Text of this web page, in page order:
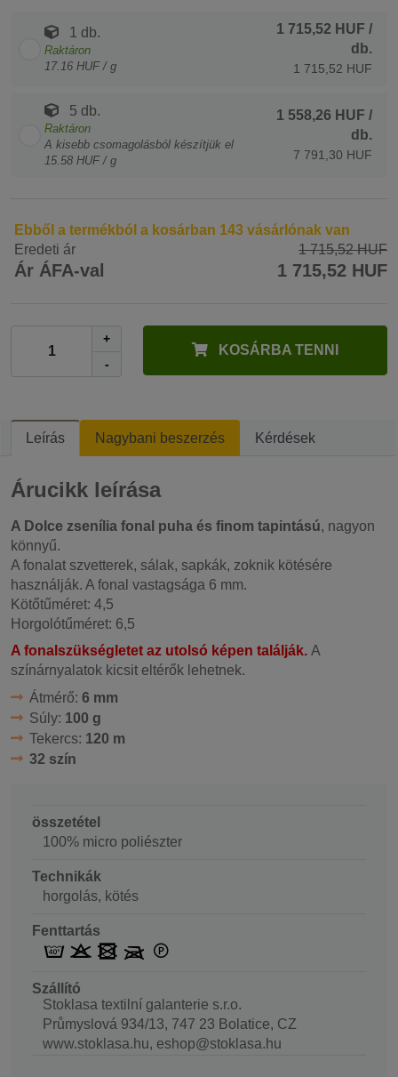
1 db.
Raktáron
17.16 HUF / g
1 715,52 HUF /
db.
1 715,52 HUF
5 db.
Raktáron
A kisebb csomagolásból készítjük el
15.58 HUF / g
1 558,26 HUF /
db.
7 791,30 HUF
Ebből a termékból a kosárban 143 vásárlónak van
Eredeti ár
1 715,52 HUF
Ár ÁFA-val 1 715,52 HUF
+
-
KOSÁRBA TENNI
Leírás Nagybani beszerzés Kérdések
Árucikk leírása
A Dolce zsenília fonal puha és finom tapintású, nagyon
könnyű.
A fonalat szvetterek, sálak, sapkák, zoknik kötésére
használják. A fonal vastagsága 6 mm.
Kötőtűméret: 4,5
Horgolótűméret: 6,5
A fonalszükségletet az utolsó képen találják. A
színárnyalatok kicsit eltérők lehetnek.
Átmérő: 6 mm
Súly: 100 g
Tekercs: 120 m
32 szín
összetétel
100% micro poliészter
Technikák
horgolás, kötés
Fenttartás
Szállító
Stoklasa textilní galanterie s.r.o.
Průmyslová 934/13, 747 23 Bolatice, CZ
www.stoklasa.hu, eshop@stoklasa.hu